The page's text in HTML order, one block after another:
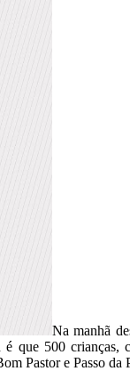
Na manhã
que 500 crianças,
Pastor e Passo